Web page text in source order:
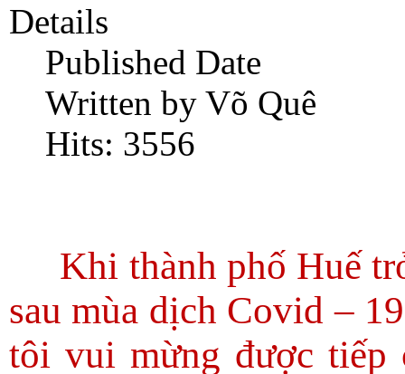
Details
Published Date
Written by Võ Quê
Hits: 3556
Khi thành phố Huế
sau mùa dịch Covid –
tôi vui mừng được tiếp